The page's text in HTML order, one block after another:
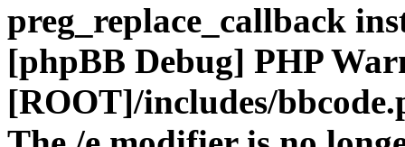
preg_replace_callback
[phpBB Debug] PHP
[ROOT]/includes/